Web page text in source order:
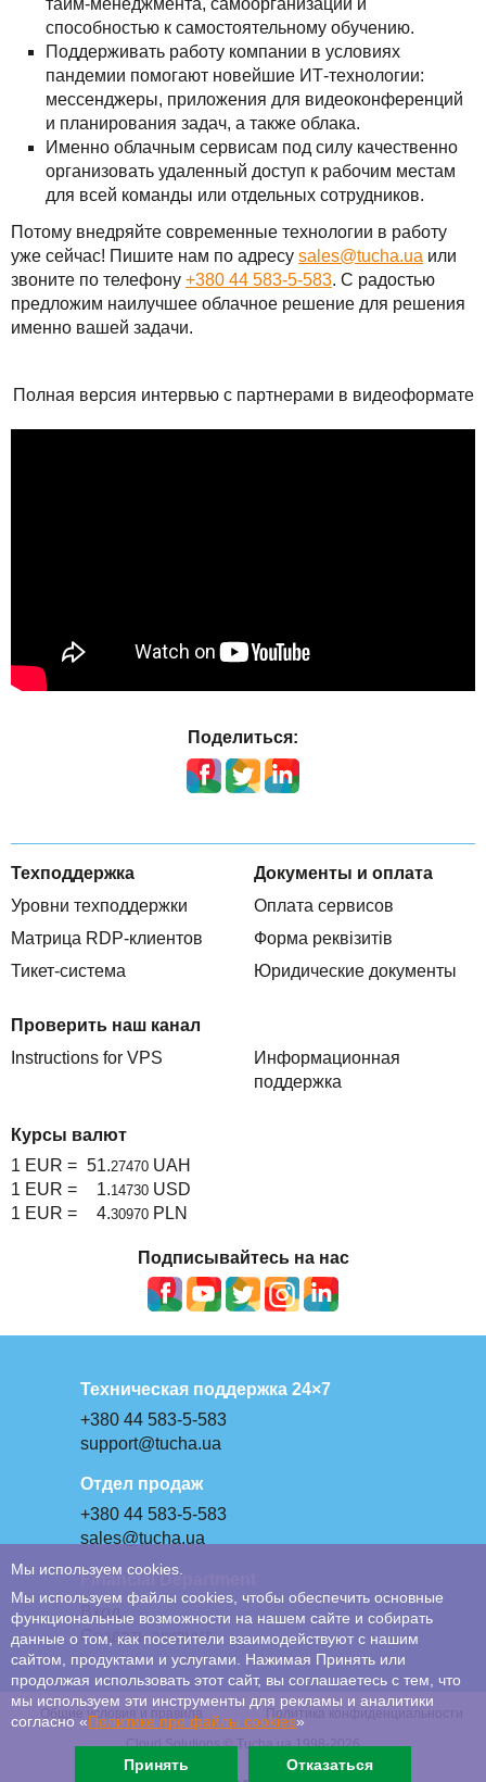
тайм-менеджмента, самоорганизации и
способностью к самостоятельному обучению.
Поддерживать работу компании в условиях
пандемии помогают новейшие ИТ-технологии:
мессенджеры, приложения для видеоконференций
и планирования задач, а также облака.
Именно облачным сервисам под силу качественно
организовать удаленный доступ к рабочим местам
для всей команды или отдельных сотрудников.
Потому внедряйте современные технологии в работу
уже сейчас! Пишите нам по адресу sales@tucha.ua или
звоните по телефону +380 44 583-5-583. С радостью
предложим наилучшее облачное решение для решения
именно вашей задачи.
Полная версия интервью с партнерами в видеоформате
Поделиться:
Техподдержка
Уровни техподдержки
Матрица RDP-клиентов
Тикет-система
Документы и оплата
Оплата сервисов
Форма реквізитів
Юридические документы
Проверить наш канал
Instructions for VPS
Информационная
поддержка
Курсы валют
1 EUR = 51.27470 UAH
1 EUR =
1.14730 USD
1 EUR =
4.30970 PLN
Подписывайтесь на нас
Техническая поддержка 24×7
+380 44 583-5-583
support@tucha.ua
Отдел продаж
+380 44 583-5-583
sales@tucha.ua
Financial Department
Вход
Создать аккаунт
Общие условия и правила
Политика конфиденциальности
Cloud Solutions © Tucha.ua 1998-2026
Мы используем cookies.
Мы используем файлы cookies, чтобы обеспечить основные
функциональные возможности на нашем сайте и собирать
данные о том, как посетители взаимодействуют с нашим
сайтом, продуктами и услугами. Нажимая Принять или
продолжая использовать этот сайт, вы соглашаетесь с тем, что
мы используем эти инструменты для рекламы и аналитики
согласно «Политике про файлы сookies»
Принять Отказаться